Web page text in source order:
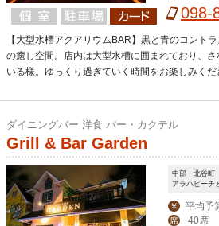
0：00～翌
098-
【大型水槽アクアリウムBAR】黒と青のコント
の癒し空間。店内は大型水槽に囲まれており、
いる様。ゆっくり過ぎていく時間をお楽しみくだ
ダイニングバー 洋食 バー・カクテル
Grill & Bar Garden
中部｜北谷町
アラハビーチ
￥ 平均予
席 40席